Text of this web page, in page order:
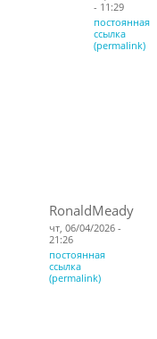
- 11:29
постоянная
ссылка
(permalink)
RonaldMeady
чт, 06/04/2026 -
21:26
постоянная
ссылка
(permalink)